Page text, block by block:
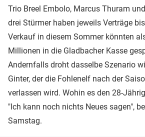
Trio Breel Embolo, Marcus Thuram
drei Stürmer haben jeweils Verträge
Verkauf in diesem Sommer könnten
Millionen in die Gladbacher Kasse
Andernfalls droht dasselbe Szenario
Ginter, der die Fohlenelf nach der
verlassen wird. Wohin es den 28-
"Ich kann noch nichts Neues sagen",
Samstag.